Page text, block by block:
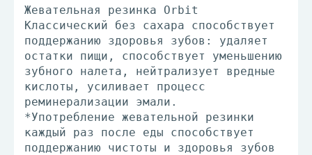
Жевательная резинка Orbit
Классический без сахара способствует
поддержанию здоровья зубов: удаляет
остатки пищи, способствует уменьшению
зубного налета, нейтрализует вредные
кислоты, усиливает процесс
реминерализации эмали.
*Употребление жевательной резинки
каждый раз после еды способствует
поддержанию чистоты и здоровья зубов